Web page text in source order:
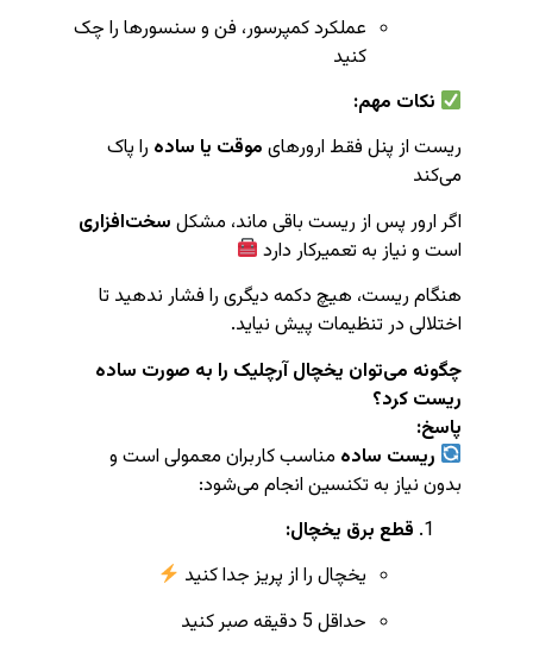
عملکرد کمپرسور، فن و سنسورها را چک
کنید
نکات مهم:
ریست از پنل فقط ارورهای موقت یا ساده را پاک
می‌کند
اگر ارور پس از ریست باقی ماند، مشکل سخت‌افزاری
است و نیاز به تعمیرکار دارد
هنگام ریست، هیچ دکمه دیگری را فشار ندهید تا
اختلالی در تنظیمات پیش نیاید.
چگونه می‌توان یخچال آرچلیک را به صورت ساده
ریست کرد؟
پاسخ:
ریست ساده مناسب کاربران معمولی است و
بدون نیاز به تکنسین انجام می‌شود:
قطع برق یخچال:
یخچال را از پریز جدا کنید
حداقل 5 دقیقه صبر کنید